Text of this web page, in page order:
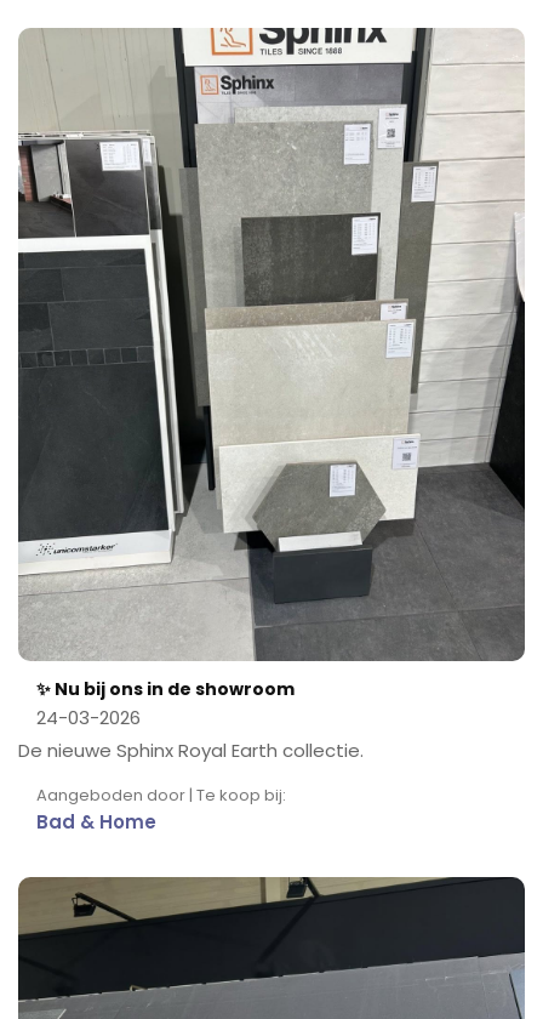
✨ Nu bij ons in de showroom
24-03-2026
De nieuwe Sphinx Royal Earth collectie.
Aangeboden door | Te koop bij:
Bad & Home